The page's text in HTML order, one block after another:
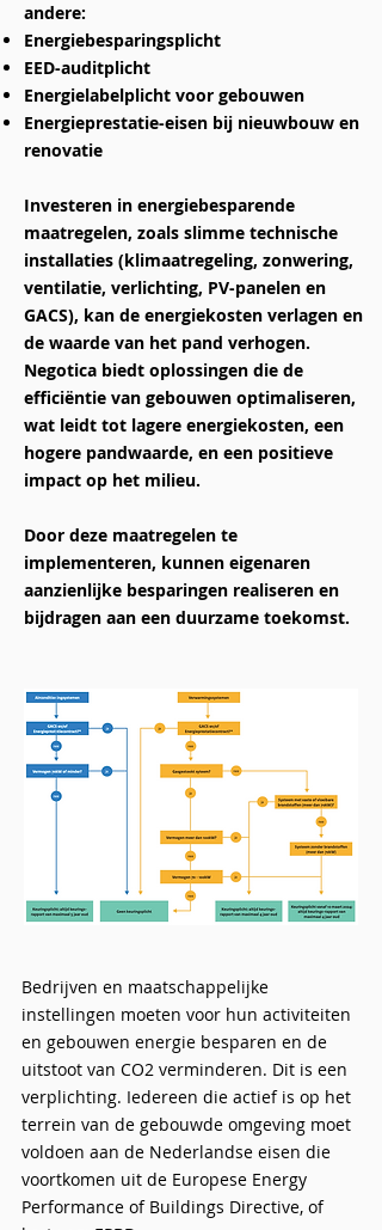
andere:
Energiebesparingsplicht
EED-auditplicht
Energielabelplicht voor gebouwen
Energieprestatie-eisen bij nieuwbouw en
renovatie
Investeren in energiebesparende
maatregelen, zoals slimme technische
installaties (klimaatregeling, zonwering,
ventilatie, verlichting, PV-panelen en
GACS), kan de energiekosten verlagen en
de waarde van het pand verhogen.
Negotica biedt oplossingen die de
efficiëntie van gebouwen optimaliseren,
wat leidt tot lagere energiekosten, een
hogere pandwaarde, en een positieve
impact op het milieu.
Door deze maatregelen te
implementeren, kunnen eigenaren
aanzienlijke besparingen realiseren en
bijdragen aan een duurzame toekomst.
Bedrijven en maatschappelijke
instellingen moeten voor hun activiteiten
en gebouwen energie besparen en de
uitstoot van CO2 verminderen. Dit is een
verplichting. Iedereen die actief is op het
terrein van de gebouwde omgeving moet
voldoen aan de Nederlandse eisen die
voortkomen uit de Europese Energy
Performance of Buildings Directive, of